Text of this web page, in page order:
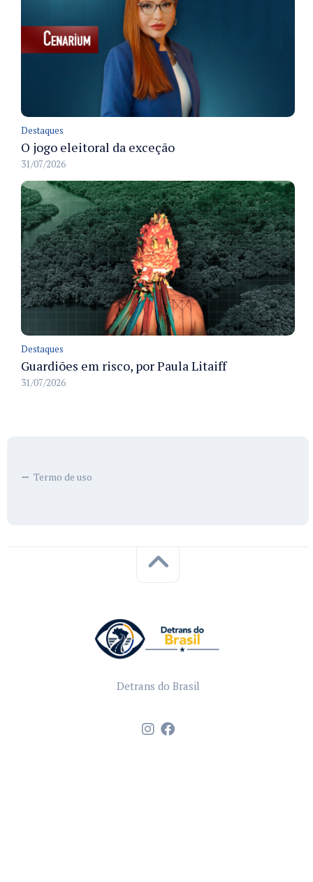
Destaques
O jogo eleitoral da exceção
31/07/2026
Destaques
Guardiões em risco, por Paula Litaiff
31/07/2026
Termo de uso
Detrans do Brasil